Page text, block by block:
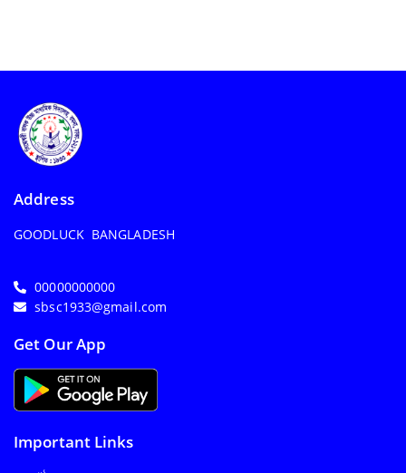
Address
GOODLUCK BANGLADESH
00000000000
sbsc1933@gmail.com
Get Our App
Important Links